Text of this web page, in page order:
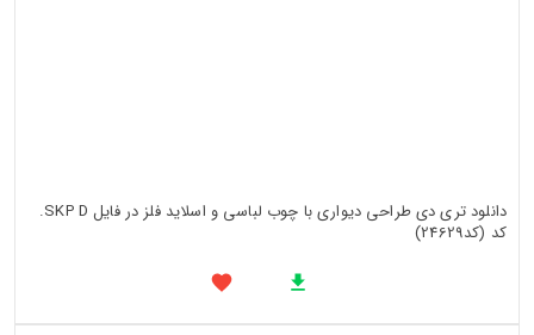
دانلود تری دی طراحی دیواری با چوب لباسی و اسلاید فلز در فایل SKP D.
کد (کد24629)